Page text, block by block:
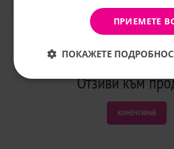
Отзиви към
КОМЕНТИРАЙ
ПРИЕМЕТЕ
ПОКАЖЕТЕ
Не, благодаря